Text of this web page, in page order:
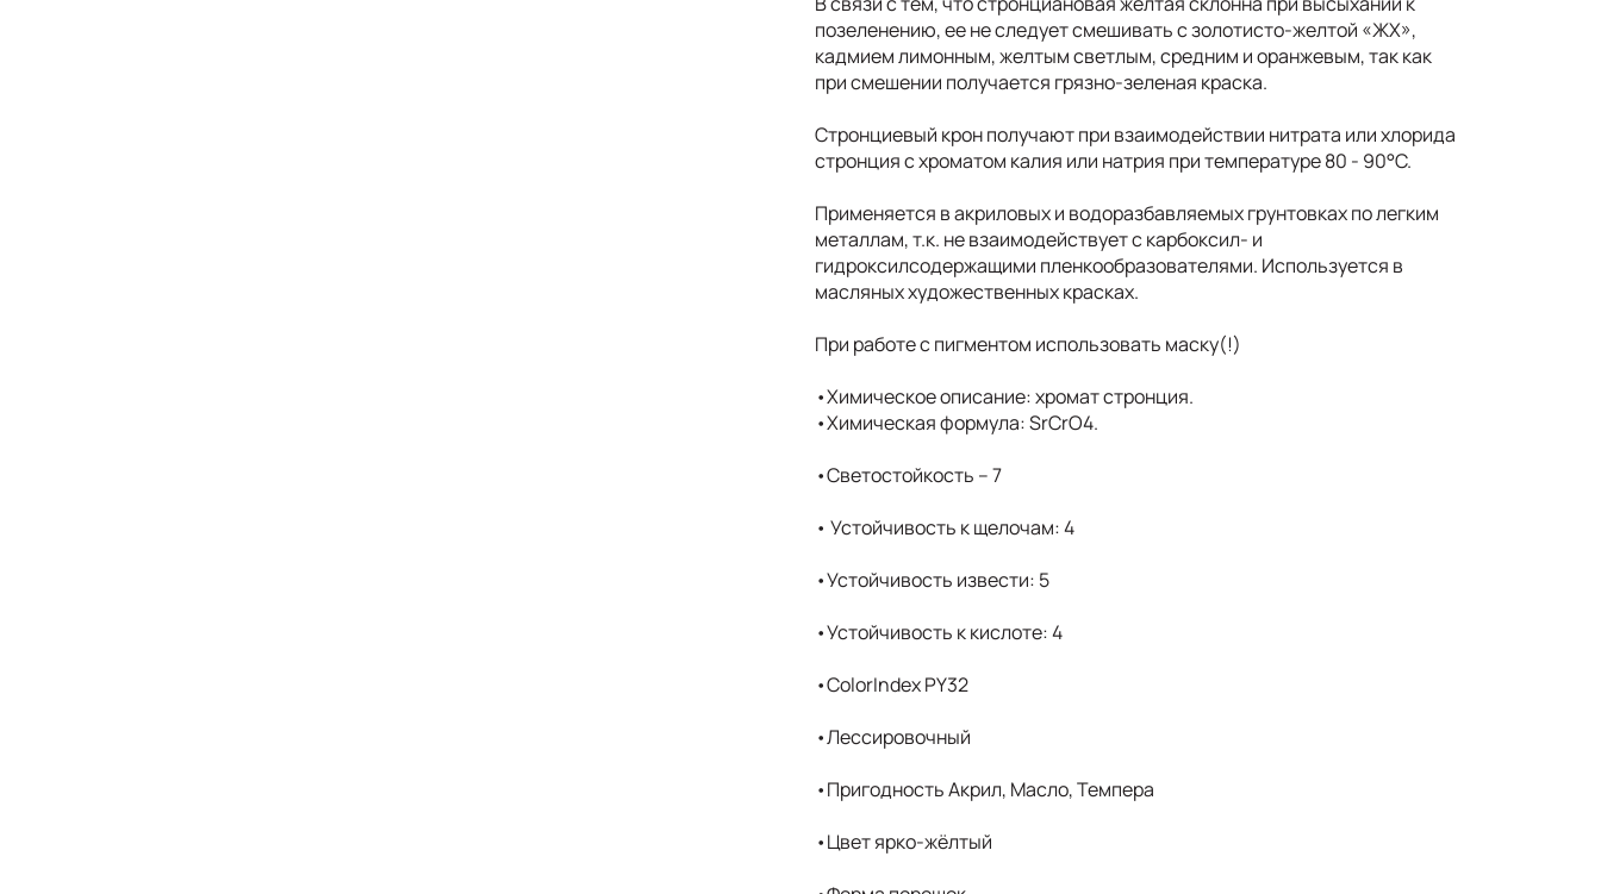
позеленению, ее не следует смешивать с золотисто-желтой «ЖХ»,
кадмием лимонным, желтым светлым, средним и оранжевым, так как
при смешении получается грязно-зеленая краска.
Стронциевый крон получают при взаимодействии нитрата или хлорида
стронция с хроматом калия или натрия при температуре 80 - 90°С.
Применяется в акриловых и водоразбавляемых грунтовках по легким
металлам, т.к. не взаимодействует с карбоксил- и
гидроксилсодержащими пленкообразователями. Используется в
масляных художественных красках.
При работе с пигментом использовать маску(!)
•Химическое описание: хромат стронция.
•Химическая формула: SrCrO4.
•Светостойкость – 7
• Устойчивость к щелочам: 4
•Устойчивость извести: 5
•Устойчивость к кислоте: 4
•ColorIndex PY32
•Лессировочный
•Пригодность Акрил, Масло, Темпера
•Цвет ярко-жёлтый